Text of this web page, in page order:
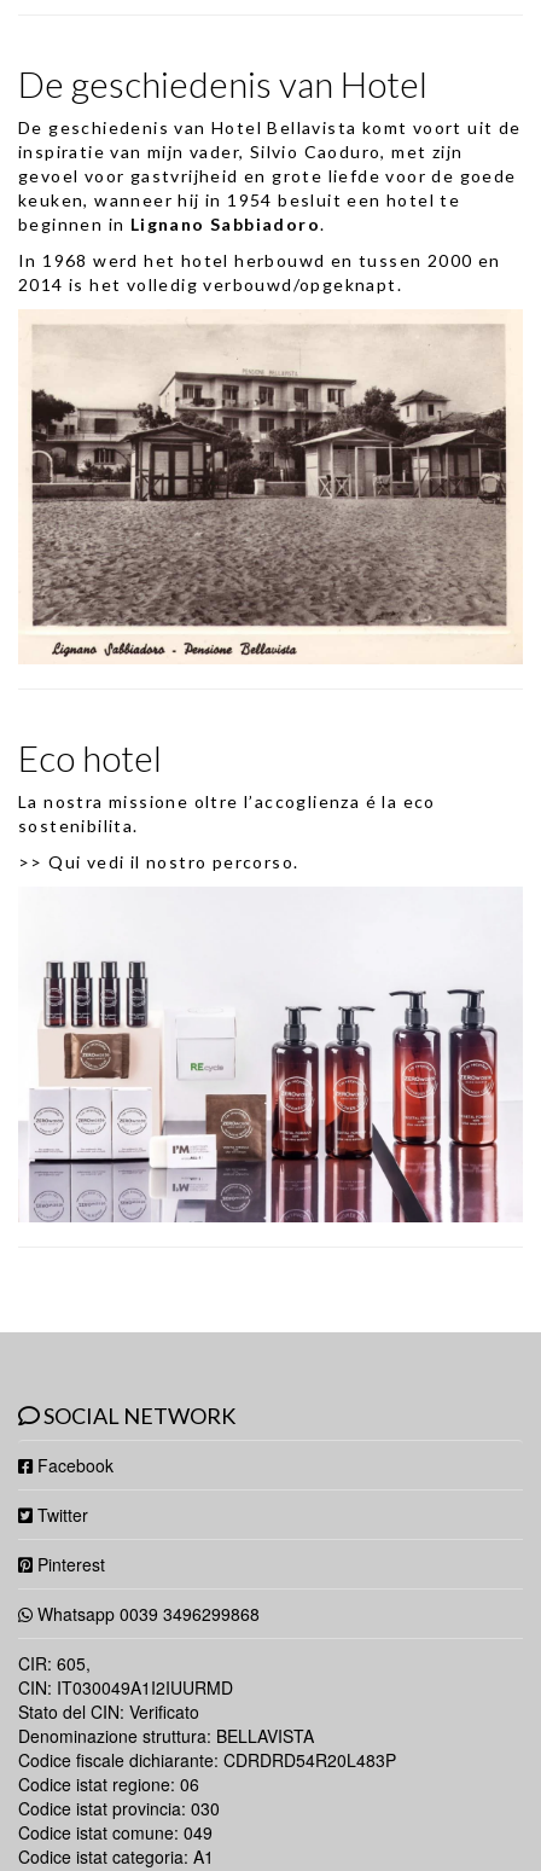
De geschiedenis van Hotel
De geschiedenis van Hotel Bellavista komt voort uit de
inspiratie van mijn vader, Silvio Caoduro, met zijn
gevoel voor gastvrijheid en grote liefde voor de goede
keuken, wanneer hij in 1954 besluit een hotel te
beginnen in Lignano Sabbiadoro.
In 1968 werd het hotel herbouwd en tussen 2000 en
2014 is het volledig verbouwd/opgeknapt.
Eco hotel
La nostra missione oltre l’accoglienza é la eco
sostenibilita.
>>Qui vedi il nostro percorso.
SOCIAL NETWORK
Facebook
Twitter
Pinterest
Whatsapp 0039 3496299868
CIR: 605,
CIN: IT030049A1I2IUURMD
Stato del CIN: Verificato
Denominazione struttura: BELLAVISTA
Codice fiscale dichiarante: CDRDRD54R20L483P
Codice istat regione: 06
Codice istat provincia: 030
Codice istat comune: 049
Codice istat categoria: A1